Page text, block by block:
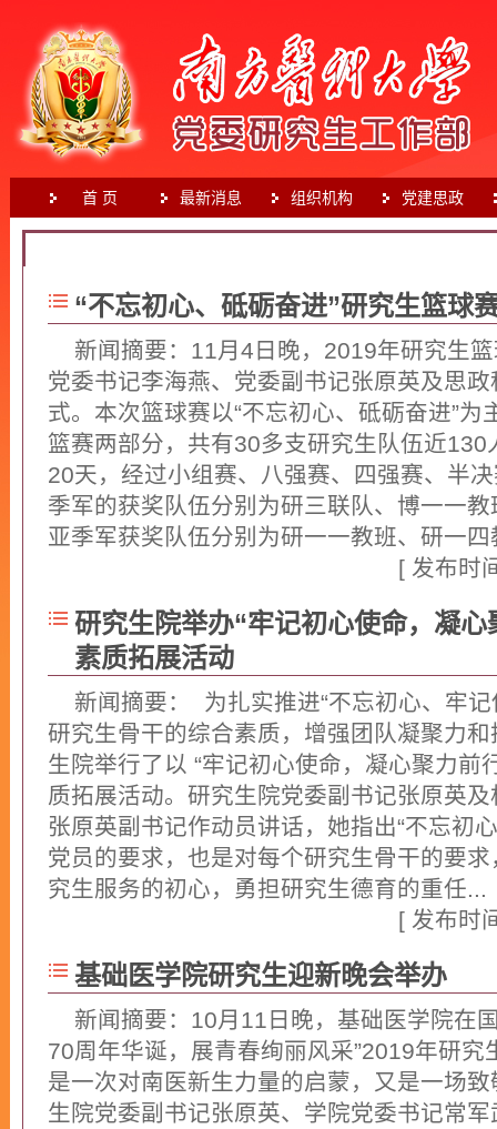
首 页 最新消息 组织机构 党建思政
“不忘初心、砥砺奋进”研究生篮球
新闻摘要：​11月4日晚，2019年研究生
党委书记李海燕、党委副书记张原英及思
式。本次篮球赛以“不忘初心、砥砺奋进”
篮赛两部分，共有30多支研究生队伍近130
20天，经过小组赛、八强赛、四强赛、半
季军的获奖队伍分别为研三联队、博一一
亚季军获奖队伍分别为研一一教班、研一
[ 发布时
研究生院举办“牢记初心使命，凝
素质拓展活动
新闻摘要： 为扎实推进“不忘初心、牢
研究生骨干的综合素质，增强团队凝聚力
生院举行了以 “牢记初心使命，凝心聚力前
质拓展活动。研究生院党委副书记张原英
张原英副书记作动员讲话，她指出“不忘初
党员的要求，也是对每个研究生骨干的要
究生服务的初心，勇担研究生德育的重任...
[ 发布时
基础医学院研究生迎新晚会举办
新闻摘要：10月11日晚，基础医学院在
70周年华诞，展青春绚丽风采”2019年研究
是一次对南医新生力量的启蒙，又是一场
生院党委副书记张原英、学院党委书记常